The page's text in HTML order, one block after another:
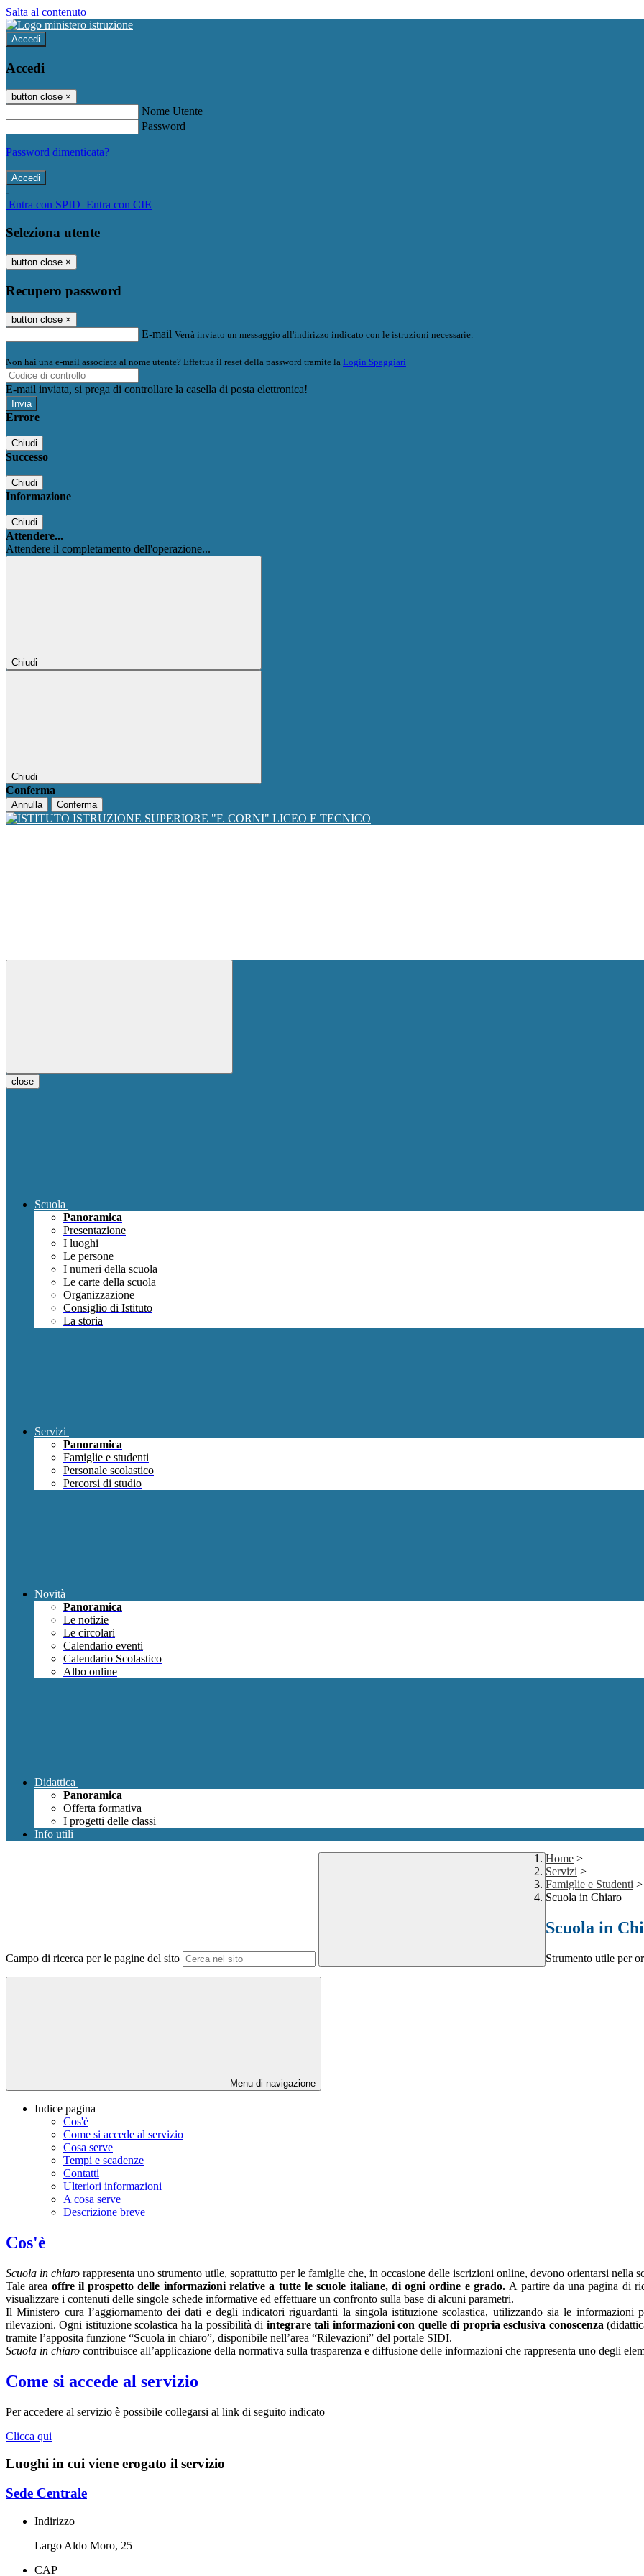
Salta al contenuto
Accedi
Accedi
button close ×
Nome Utente
Password
Password dimenticata?
-
Entra con SPID Entra con CIE
Seleziona utente
button close ×
Recupero password
button close ×
E-mail Verrà inviato un messaggio all'indirizzo indicato con le istruzioni necessarie.
Non hai una e-mail associata al nome utente? Effettua il reset della password tramite la Login Spaggiari
E-mail inviata, si prega di controllare la casella di posta elettronica!
Errore
Chiudi
Successo
Chiudi
Informazione
Chiudi
Attendere...
Attendere il completamento dell'operazione...
Chiudi
Chiudi
Conferma
Annulla Conferma
close
Scuola
Panoramica
Presentazione
I luoghi
Le persone
I numeri della scuola
Le carte della scuola
Organizzazione
Consiglio di Istituto
La storia
Servizi
Panoramica
Famiglie e studenti
Personale scolastico
Percorsi di studio
Novità
Panoramica
Le notizie
Le circolari
Calendario eventi
Calendario Scolastico
Albo online
Didattica
Panoramica
Offerta formativa
I progetti delle classi
Info utili
Campo di ricerca per le pagine del sito
Home >
Servizi >
Famiglie e Studenti >
Scuola in Chiaro
Scuola in
Strumento utile per
Menu di navigazione
Indice pagina
Cos'è
Come si accede al servizio
Cosa serve
Tempi e scadenze
Contatti
Ulteriori informazioni
A cosa serve
Descrizione breve
Cos'è
Scuola in chiaro rappresenta uno strumento utile, soprattutto per le famiglie che, in occasione delle iscrizioni online, devono orientarsi nella
Tale area offre il prospetto delle informazioni relative a tutte le scuole italiane, di ogni ordine e grado. A partire da una pagina di
visualizzare i contenuti delle singole schede informative ed effettuare un confronto sulla base di alcuni parametri.
Il Ministero cura l’aggiornamento dei dati e degli indicatori riguardanti la singola istituzione scolastica, utilizzando sia le informazioni
rilevazioni.Ogni istituzione scolastica ha la possibilità di integrare tali informazioni con quelle di propria esclusiva conoscenza
tramite l’apposita funzione “Scuola in chiaro”, disponibile nell’area “Rilevazioni” del portale SIDI.
Scuola in chiaro contribuisce all’applicazione della normativa sulla trasparenza e diffusione delle informazioni che rappresenta uno degli
Come si accede al servizio
Per accedere al servizio è possibile collegarsi al link di seguito indicato
Clicca qui
Luoghi in cui viene erogato il servizio
Sede Centrale
Indirizzo
Largo Aldo Moro, 25
CAP